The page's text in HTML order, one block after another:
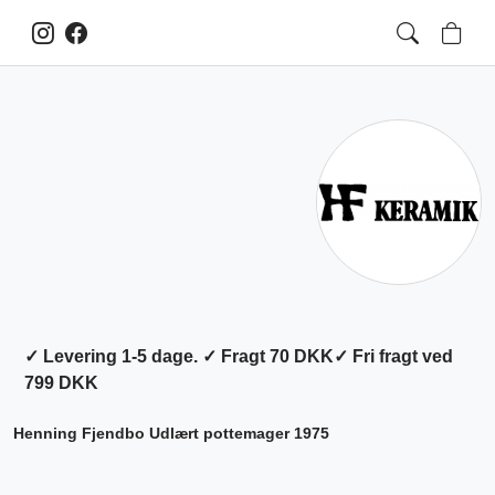
✓ Levering 1-5 dage. ✓ Fragt 70 DKK✓ Fri fragt ved
799 DKK
Henning Fjendbo Udlært pottemager 1975